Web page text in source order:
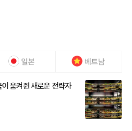
일본 베트남
움켜쥔 새로운 전략자